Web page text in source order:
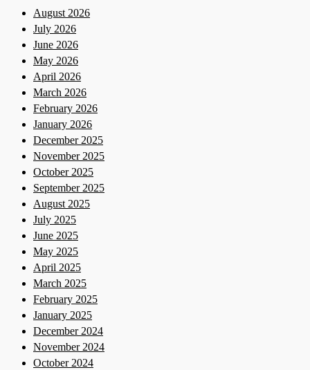
August 2026
July 2026
June 2026
May 2026
April 2026
March 2026
February 2026
January 2026
December 2025
November 2025
October 2025
September 2025
August 2025
July 2025
June 2025
May 2025
April 2025
March 2025
February 2025
January 2025
December 2024
November 2024
October 2024